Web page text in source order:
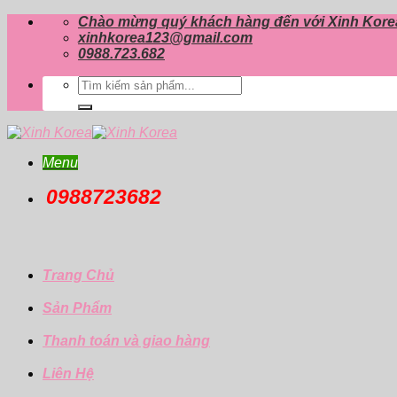
Skip
Chào mừng quý khách hàng đến với Xinh
xinhkorea123@gmail.com
0988.723.682
Tìm
kiếm:
Menu
0988723682
Trang Chủ
Sản Phẩm
Thanh toán và giao hàng
Liên Hệ